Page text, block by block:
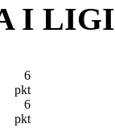
I LIGI
6
pkt
6
pkt